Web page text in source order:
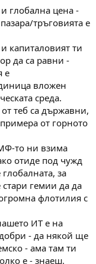
спечелят
че не това е
Та дали е в ЕС
на гърба
глобална цена -
тръговията е
капиталовият ти
да са равни -
е
вложен
среда.
теб са държавни,
от горното
то ни взима
отиде под чужд
за
гемии да да
флотилия с
ИТ е на
- да някой ще
- ама там ти
е - знаеш.